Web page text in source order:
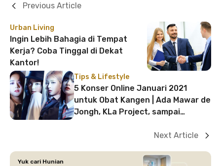
Urban Living
Ingin Lebih Bahagia di Tempat
Kerja? Coba Tinggal di Dekat
Kantor!
Previous Article
Tips & Lifestyle
5 Konser Online Januari 2021
untuk Obat Kangen | Ada Mawar de
Jongh, KLa Project, sampai
Next Article
Yuk cari Hunian